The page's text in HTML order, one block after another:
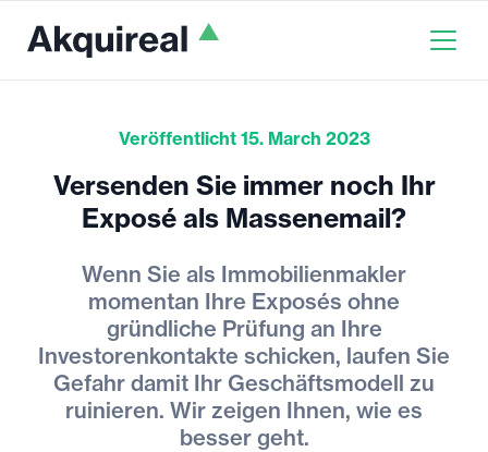
Veröffentlicht 15. March 2023
Versenden Sie immer noch Ihr
Exposé als Massenemail?
Wenn Sie als Immobilienmakler
momentan Ihre Exposés ohne
gründliche Prüfung an Ihre
Investorenkontakte schicken, laufen Sie
Gefahr damit Ihr Geschäftsmodell zu
ruinieren. Wir zeigen Ihnen, wie es
besser geht.